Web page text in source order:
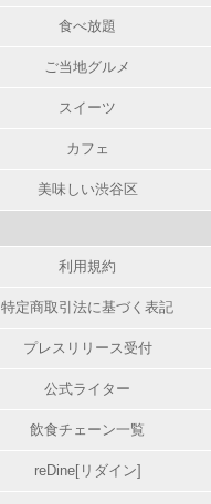
食べ放題
ご当地グルメ
スイーツ
カフェ
美味しい渋谷区
利用規約
特定商取引法に基づく表記
プレスリリース受付
公式ライター
飲食チェーン一覧
reDine[リダイン]